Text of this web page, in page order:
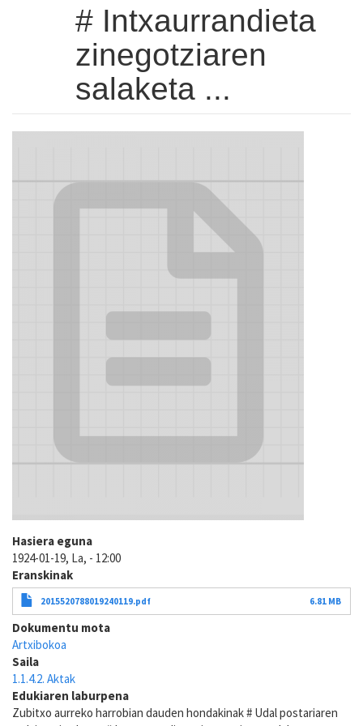
# Intxaurrandieta
zinegotziaren
salaketa ...
Hasiera eguna
1924-01-19, La, - 12:00
Eranskinak
2015520788019240119.pdf 6.81 MB
Dokumentu mota
Artxibokoa
Saila
1.1.4.2. Aktak
Edukiaren laburpena
Zubitxo aurreko harrobian dauden hondakinak # Udal postariaren